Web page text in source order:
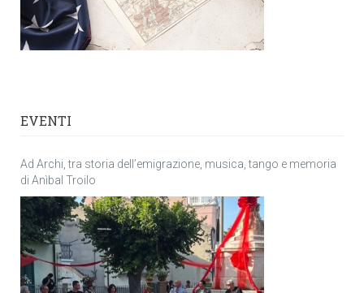
EVENTI
Ad Archi, tra storia dell’emigrazione, musica, tango e memoria
di Anìbal Troilo